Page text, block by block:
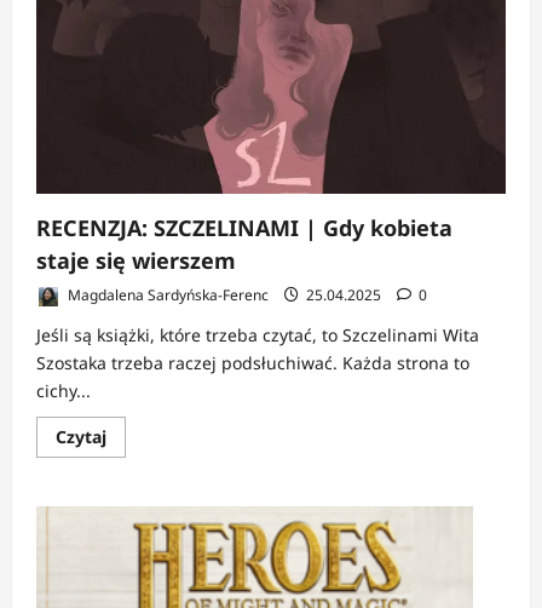
RECENZJA: SZCZELINAMI | Gdy kobieta
staje się wierszem
Magdalena Sardyńska-Ferenc 25.04.2025 0
Jeśli są książki, które trzeba czytać, to Szczelinami Wita
Szostaka trzeba raczej podsłuchiwać. Każda strona to
cichy...
CzytajDowiedz
się
RECENZJA:
SZCZELINAMI
kobieta
staje